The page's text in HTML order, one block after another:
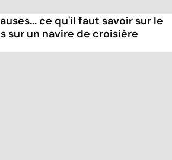
ce qu'il faut savoir sur le
sur un navire de croisière